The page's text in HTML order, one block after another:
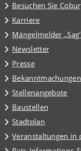
Besuchen Sie
(Öffnet
in
einem
neuen
Tab)
Karriere
Mängelmelder
(Öffnet
in
einem
neuen
Tab)
Newsletter
Presse
Stellenangebote
Baustellen
Stadtplan
(Öffnet
in
einem
Veranstaltungen in
(Öffnet
in